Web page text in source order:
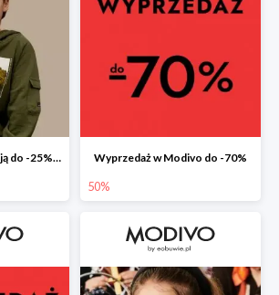
Wielkie rabaty czekają do -25% na nieprzecenione produkty Wyprzedaż w Modivo do -70%
50%